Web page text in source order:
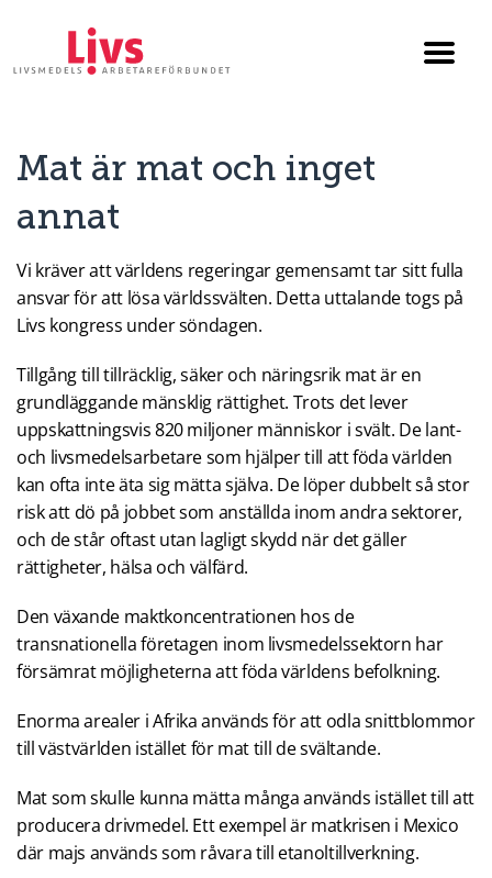
Mat är mat och inget
annat
Vi kräver att världens regeringar gemensamt tar sitt fulla
ansvar för att lösa världssvälten. Detta uttalande togs på
Livs kongress under söndagen.
Tillgång till tillräcklig, säker och näringsrik mat är en
grundläggande mänsklig rättighet. Trots det lever
uppskattningsvis 820 miljoner människor i svält. De lant-
och livsmedelsarbetare som hjälper till att föda världen
kan ofta inte äta sig mätta själva. De löper dubbelt så stor
risk att dö på jobbet som anställda inom andra sektorer,
och de står oftast utan lagligt skydd när det gäller
rättigheter, hälsa och välfärd.
Den växande maktkoncentrationen hos de
transnationella företagen inom livsmedelssektorn har
försämrat möjligheterna att föda världens befolkning.
Enorma arealer i Afrika används för att odla snittblommor
till västvärlden istället för mat till de svältande.
Mat som skulle kunna mätta många används istället till att
producera drivmedel. Ett exempel är matkrisen i Mexico
där majs används som råvara till etanoltillverkning.